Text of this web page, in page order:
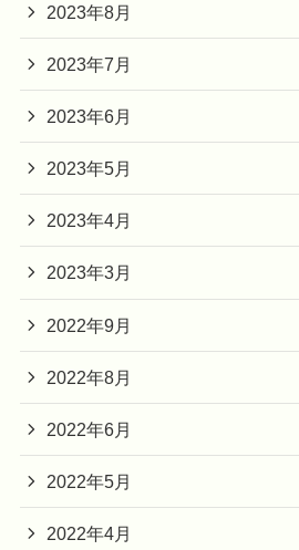
2023年8月
2023年7月
2023年6月
2023年5月
2023年4月
2023年3月
2022年9月
2022年8月
2022年6月
2022年5月
2022年4月